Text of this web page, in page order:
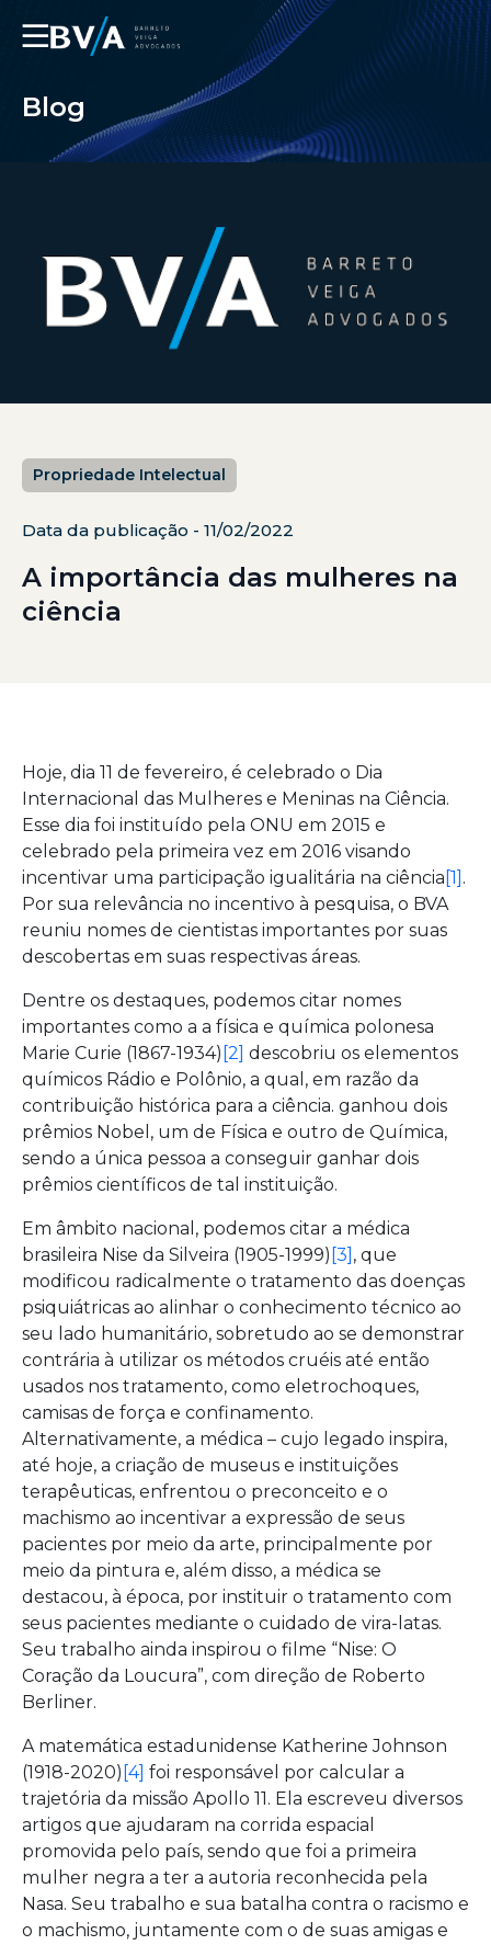
☰
Blog
Propriedade Intelectual
Data da publicação - 11/02/2022
A importância das mulheres na
ciência
Hoje, dia 11 de fevereiro, é celebrado o Dia
Internacional das Mulheres e Meninas na Ciência.
Esse dia foi instituído pela ONU em 2015 e
celebrado pela primeira vez em 2016 visando
incentivar uma participação igualitária na ciência [1] .
Por sua relevância no incentivo à pesquisa, o BVA
reuniu nomes de cientistas importantes por suas
descobertas em suas respectivas áreas.
Dentre os destaques, podemos citar nomes
importantes como a a física e química polonesa
Marie Curie (1867-1934) [2] descobriu os elementos
químicos Rádio e Polônio, a qual, em razão da
contribuição histórica para a ciência. ganhou dois
prêmios Nobel, um de Física e outro de Química,
sendo a única pessoa a conseguir ganhar dois
prêmios científicos de tal instituição.
Em âmbito nacional, podemos citar a médica
brasileira Nise da Silveira (1905-1999) [3] , que
modificou radicalmente o tratamento das doenças
psiquiátricas ao alinhar o conhecimento técnico ao
seu lado humanitário, sobretudo ao se demonstrar
contrária à utilizar os métodos cruéis até então
usados nos tratamento, como eletrochoques,
camisas de força e confinamento.
Alternativamente, a médica – cujo legado inspira,
até hoje, a criação de museus e instituições
terapêuticas, enfrentou o preconceito e o
machismo ao incentivar a expressão de seus
pacientes por meio da arte, principalmente por
meio da pintura e, além disso, a médica se
destacou, à época, por instituir o tratamento com
seus pacientes mediante o cuidado de vira-latas.
Seu trabalho ainda inspirou o filme “Nise: O
Coração da Loucura”, com direção de Roberto
Berliner.
A matemática estadunidense Katherine Johnson
(1918-2020) [4] foi responsável por calcular a
trajetória da missão Apollo 11. Ela escreveu diversos
artigos que ajudaram na corrida espacial
promovida pelo país, sendo que foi a primeira
mulher negra a ter a autoria reconhecida pela
Nasa. Seu trabalho e sua batalha contra o racismo e
o machismo, juntamente com o de suas amigas e